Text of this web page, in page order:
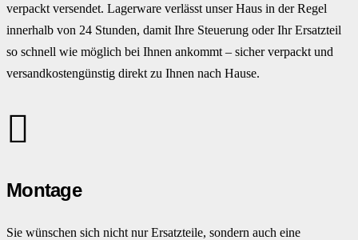
verpackt versendet. Lagerware verlässt unser Haus in der Regel
innerhalb von 24 Stunden, damit Ihre Steuerung oder Ihr Ersatzteil
so schnell wie möglich bei Ihnen ankommt – sicher verpackt und
versandkostengünstig direkt zu Ihnen nach Hause.
Montage
Sie wünschen sich nicht nur Ersatzteile, sondern auch eine